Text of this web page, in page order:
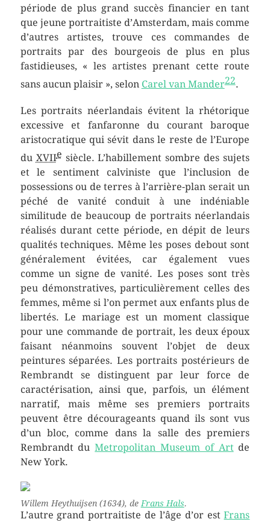
période de plus grand succès financier en tant
que jeune portraitiste d’Amsterdam, mais comme
d’autres artistes, trouve ces commandes de
portraits par des bourgeois de plus en plus
fastidieuses, « les artistes prenant cette route
sans aucun plaisir », selon Carel van Mander22.
Les portraits néerlandais évitent la rhétorique
excessive et fanfaronne du courant baroque
aristocratique qui sévit dans le reste de l’Europe
du XVIIe siècle. L’habillement sombre des sujets
et le sentiment calviniste que l’inclusion de
possessions ou de terres à l’arrière-plan serait un
péché de vanité conduit à une indéniable
similitude de beaucoup de portraits néerlandais
réalisés durant cette période, en dépit de leurs
qualités techniques. Même les poses debout sont
généralement évitées, car également vues
comme un signe de vanité. Les poses sont très
peu démonstratives, particulièrement celles des
femmes, même si l’on permet aux enfants plus de
libertés. Le mariage est un moment classique
pour une commande de portrait, les deux époux
faisant néanmoins souvent l’objet de deux
peintures séparées. Les portraits postérieurs de
Rembrandt se distinguent par leur force de
caractérisation, ainsi que, parfois, un élément
narratif, mais même ses premiers portraits
peuvent être décourageants quand ils sont vus
d’un bloc, comme dans la salle des premiers
Rembrandt duMetropolitan Museum of Artde
New York.
Willem Heythuijsen(1634), deFrans Hals.
L’autre grand portraitiste de l’âge d’or estFrans